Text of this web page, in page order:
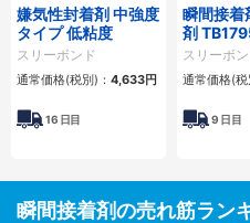
嫌気性封着剤 中強度
タイプ 低粘度
スリーボンド
通常価格(税別)： 4,633円
16 日目
瞬間接着
剤
スリーボン
通常価格(税
9 日目
瞬間接着剤の売れ筋ラン